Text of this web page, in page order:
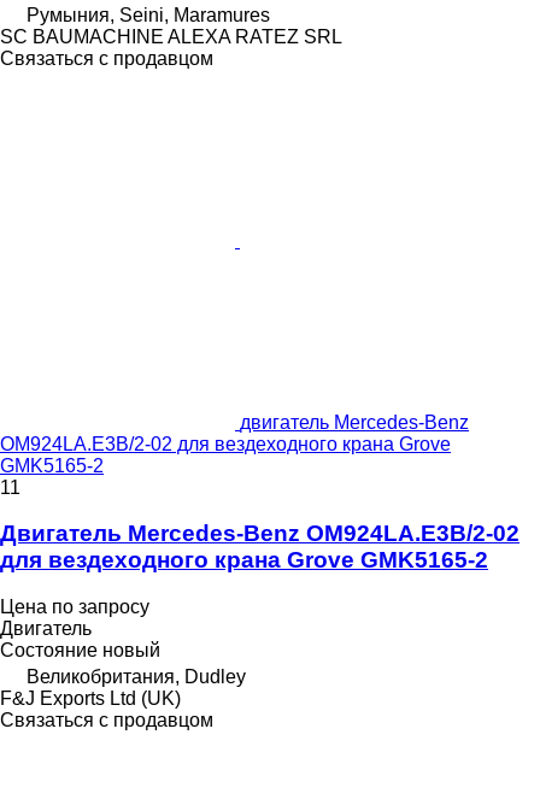
Румыния, Seini, Maramures
SC BAUMACHINE ALEXA RATEZ SRL
Связаться с продавцом
двигатель Mercedes-Benz
OM924LA.E3B/2-02 для вездеходного крана Grove
GMK5165-2
11
Двигатель Mercedes-Benz OM924LA.E3B/2-02
для вездеходного крана Grove GMK5165-2
Цена по запросу
Двигатель
Состояние новый
Великобритания, Dudley
F&J Exports Ltd (UK)
Связаться с продавцом